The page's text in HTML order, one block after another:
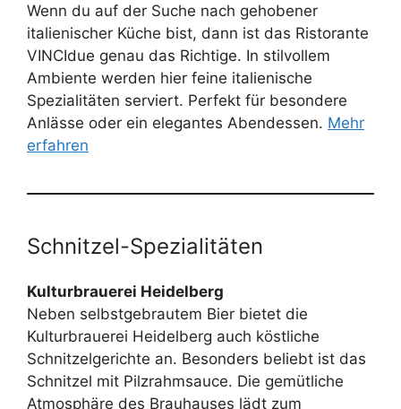
Wenn du auf der Suche nach gehobener
italienischer Küche bist, dann ist das Ristorante
VINCIdue genau das Richtige. In stilvollem
Ambiente werden hier feine italienische
Spezialitäten serviert. Perfekt für besondere
Anlässe oder ein elegantes Abendessen. Mehr
erfahren
Schnitzel-Spezialitäten
Kulturbrauerei Heidelberg
Neben selbstgebrautem Bier bietet die
Kulturbrauerei Heidelberg auch köstliche
Schnitzelgerichte an. Besonders beliebt ist das
Schnitzel mit Pilzrahmsauce. Die gemütliche
Atmosphäre des Brauhauses lädt zum